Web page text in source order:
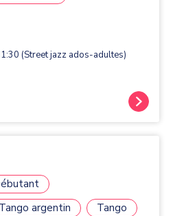
(Street jazz ados-adultes)
Tango argentin
Tango